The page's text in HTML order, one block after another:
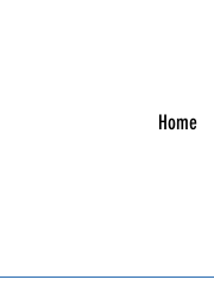
Home